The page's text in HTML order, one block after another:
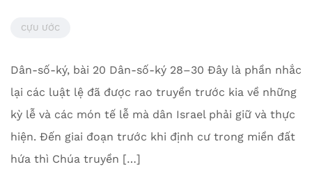
CỰU ƯỚC
Dân-số-ký, bài 20 Dân-số-ký 28–30 Đây là phần nhắc
lại các luật lệ đã được rao truyền trước kia về những
kỳ lễ và các món tế lễ mà dân Israel phải giữ và thực
hiện. Đến giai đoạn trước khi định cư trong miền đất
hứa thì Chúa truyền […]